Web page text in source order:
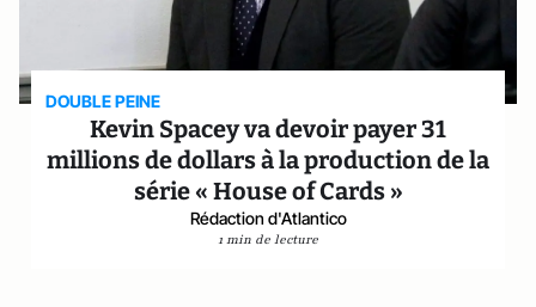
DOUBLE PEINE
Kevin Spacey va devoir payer 31
millions de dollars à la production de la
série « House of Cards »
Rédaction d'Atlantico
1 min de lecture